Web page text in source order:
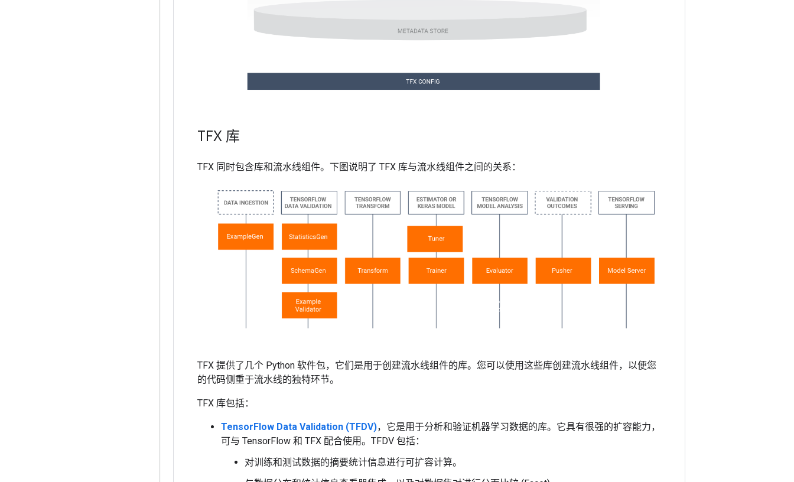
TFX 库
TFX 同时包含库和流水线组件。下图说明了 TFX 库与流水线组件之间的关系：
TFX 提供了几个 Python 软件包，它们是用于创建流水线组件的库。您可以使用这些库创建流水线组件，以便您
的代码侧重于流水线的独特环节。
TFX 库包括：
TensorFlow Data Validation (TFDV)，它是用于分析和验证机器学习数据的库。它具有很强的扩容能力，
可与 TensorFlow 和 TFX 配合使用。TFDV 包括：
对训练和测试数据的摘要统计信息进行可扩容计算。